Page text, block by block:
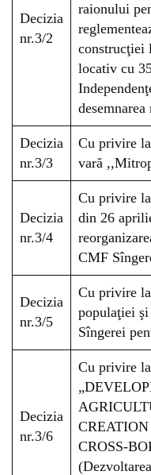
Decizia
nr.3/2
raionului
construcţiei
locativ cu
Decizia
nr.3/3
Cu privire
vară
Decizia
nr.3/4
Cu privire
din 26
CMF
Decizia
nr.3/5
Cu privire
populaţiei
Sîngerei
Decizia
nr.3/6
Cu privire
CROSS-